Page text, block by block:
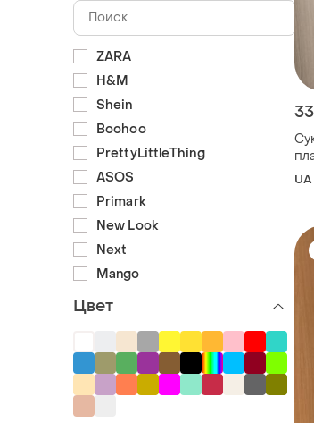
ZARA
H&M
Shein
Boohoo
PrettyLittleThing
ASOS
Primark
New Look
Next
Mango
Цвет